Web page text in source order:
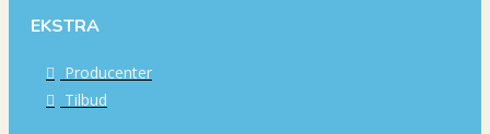
EKSTRA
Producenter
Tilbud